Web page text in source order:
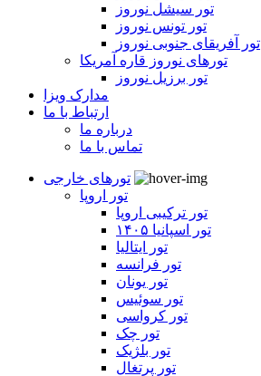
تور سیشل نوروز
تور تونس نوروز
تور آفریقای جنوبی نوروز
تورهای نوروز قاره آمریکا
تور برزیل نوروز
مدارک ویزا
ارتباط با ما
درباره ما
تماس با ما
تورهای خارجی
تور اروپا
تور ترکیبی اروپا
تور اسپانیا ۱۴۰۵
تور ایتالیا
تور فرانسه
تور یونان
تور سوئیس
تور کرواسی
تور چک
تور بلژیک
تور پرتغال